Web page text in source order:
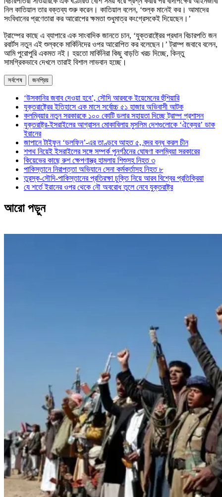
নিল কাতিয়াল তার বক্তব্য শুরু করেন। কাতিয়াল বলেন, ‘শুল্ক মানেই কর। আমাদের
সংবিধানের প্রণেতারা কর আরোপের ক্ষমতা শুধুমাত্র কংগ্রেসকেই দিয়েছেন।’
ট্রাম্পের কাছে এ ব্যাপারে এক সাংবাদিক জানতে চান, ‘যুক্তরাষ্ট্রের প্রধান বিচারপতি জন
রবার্টস নতুন এই শুল্ককে মার্কিনিদের ওপর আরোপিত কর বলেছেন।’ ট্রাম্প জবাবে বলেন,
আমি পুরোপুরি একমত নই। হয়তো মার্কিনিরা কিছু বাড়তি খরচ দিচ্ছে, কিন্তু
সামগ্রিকভাবে দেখলে তারাই বিশাল লাভবান হচ্ছে।
সর্বশেষ জনপ্রিয়
‘উসকানির জবাব দেওয়া হবে’, সৌদি আরবকে ইয়েমেনের হুঁশিয়ারি
যুক্তরাষ্ট্রের ইতিহাসে এক মাসে সর্বোচ্চ ৫১ হাজার অভিবাসী আটক
কলম্বিয়ার নতুন সরকারকে ১০০ কোটি ডলার সহায়তা দিচ্ছে ট্রাম্প প্রশাসন
যুক্তরাষ্ট্র-ইসরাইলের আগ্রাসন মোকাবিলায় মুসলিম দেশগুলোকে ‘ঐক্যের’ ডাক
ইরানের
জাপানে টাইফুন ‘ডলফিন’-এর তাণ্ডবে আহত ৫, বন্দর বন্ধ করল চীন
শপথ নিয়েই ইসরাইলের সঙ্গে সম্পর্ক পুনর্গঠনের ঘোষণা কলম্বিয়া সরকারের
কিয়েভের কাছে রুশ ক্ষেপণাস্ত্র হামলায় শিশুসহ নিহত ৩
পাকিস্তানে নিরাপত্তা অভিযানে সেনা কর্মকর্তাসহ নিহত ৮
তুরস্ক-সৌদি-পাকিস্তানের প্রতিরক্ষা চুক্তি নিয়ে আরব বিশ্বের প্রতিক্রিয়া
যে শর্তে ইরানের ওপর থেকে নৌ অবরোধ তুলে নেবে যুক্তরাষ্ট্র
আরো পড়ুন